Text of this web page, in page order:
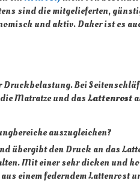
sind die mitgelieferten,
und aktiv. Daher ist es
Druckbelastung. Bei
Matratze und dasLattenrost
auszugleichen?
übergibt den Druck an das
Mit einer sehr dicken und
einem federndem Lattenrost